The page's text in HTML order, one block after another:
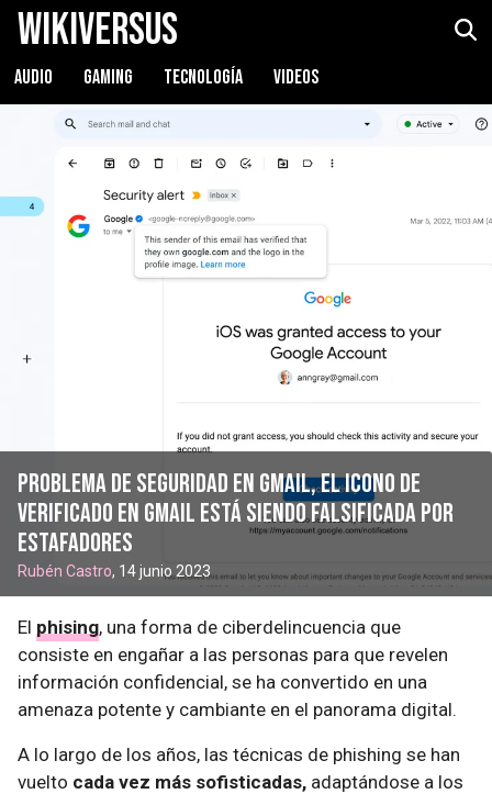
WikiVersus
AUDIO GAMING TECNOLOGÍA VIDEOS
Problema de seguridad en Gmail, el icono de
verificado en Gmail está siendo falsificada por
estafadores
Rubén Castro, 14 junio 2023
El phising, una forma de ciberdelincuencia que
consiste en engañar a las personas para que revelen
información confidencial, se ha convertido en una
amenaza potente y cambiante en el panorama digital.
A lo largo de los años, las técnicas de phishing se han
vuelto cada vez más sofisticadas, adaptándose a los